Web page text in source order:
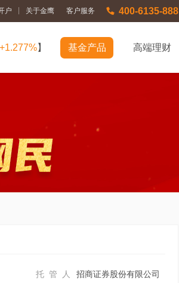
户 关于金鹰 客户服务 400-6135-888
+1.277%】 基金产品 高端理财
托 管 人
招商证券股份有限公司